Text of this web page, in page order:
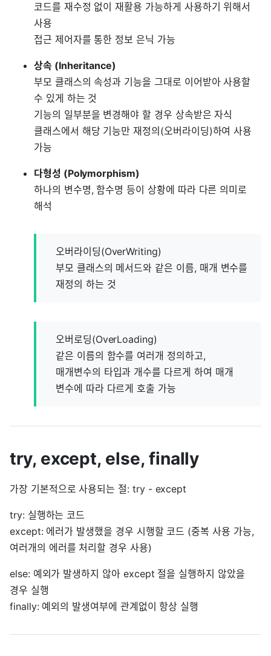
코드를 재수정 없이 재활용 가능하게 사용하기 위해서
사용
접근 제어자를 통한 정보 은닉 가능
상속 (Inheritance)
부모 클래스의 속성과 기능을 그대로 이어받아 사용할
수 있게 하는 것
기능의 일부분을 변경해야 할 경우 상속받은 자식
클래스에서 해당 기능만 재정의(오버라이딩)하여 사용
가능
다형성 (Polymorphism)
하나의 변수명, 함수명 등이 상황에 따라 다른 의미로
해석
오버라이딩(OverWriting)
부모 클래스의 메서드와 같은 이름, 매개 변수를
재정의 하는 것
오버로딩(OverLoading)
같은 이름의 함수를 여러개 정의하고,
매개변수의 타입과 개수를 다르게 하여 매개
변수에 따라 다르게 호출 가능
try, except, else, finally
가장 기본적으로 사용되는 절: try - except
try: 실행하는 코드
except: 에러가 발생했을 경우 시행할 코드 (중복 사용 가능,
여러개의 에러를 처리할 경우 사용)
else: 예외가 발생하지 않아 except 절을 실행하지 않았을
경우 실행
finally: 예외의 발생여부에 관계없이 항상 실행